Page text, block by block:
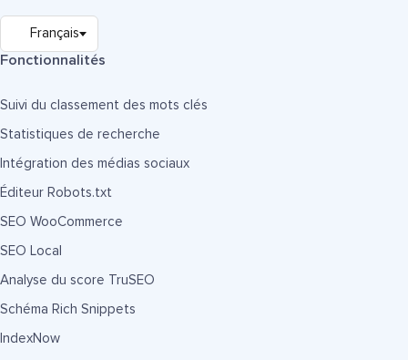
Fonctionnalités
Suivi du classement des mots clés
Statistiques de recherche
Intégration des médias sociaux
Éditeur Robots.txt
SEO WooCommerce
SEO Local
Analyse du score TruSEO
Schéma Rich Snippets
IndexNow